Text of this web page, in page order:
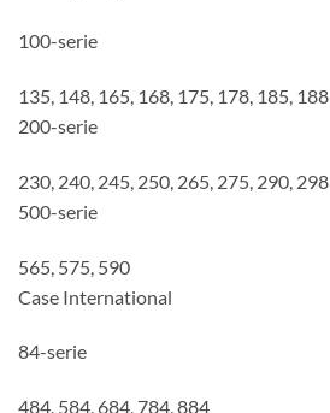
100-serie
135, 148, 165, 168, 175, 178, 185, 188
200-serie
230, 240, 245, 250, 265, 275, 290, 298
500-serie
565, 575, 590
Case International
84-serie
484, 584, 684, 784, 884